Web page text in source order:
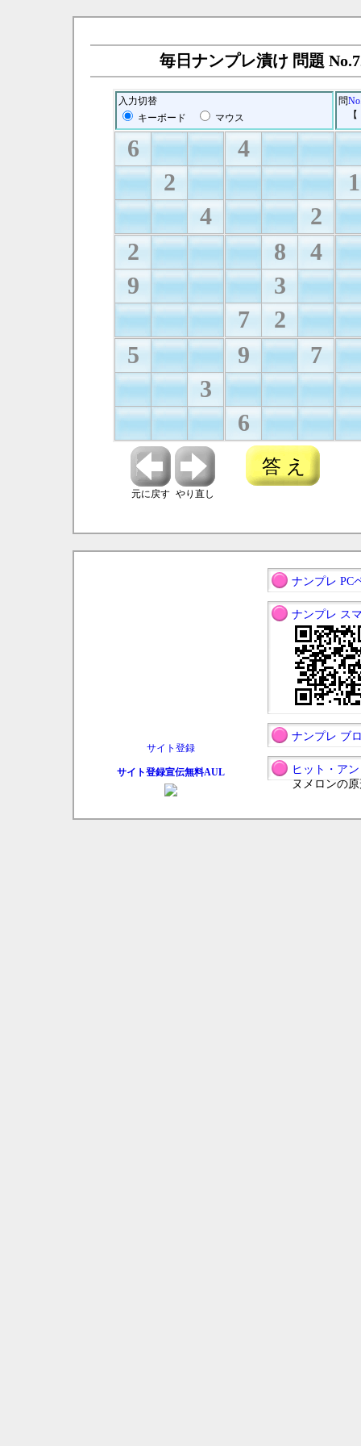
毎日ナンプレ漬け 問題
入力切替
キーボード
マウス
問
【
6
2
4
4
2
1
2
9
8
4
3
7
2
5
3
9 7
6
元に戻す やり直し
答 え
サイト登録宣伝無料AUL
ナンプレ PC
ナンプレ ス
ナンプレ ブ
ヒット・ア
ヌメロンの